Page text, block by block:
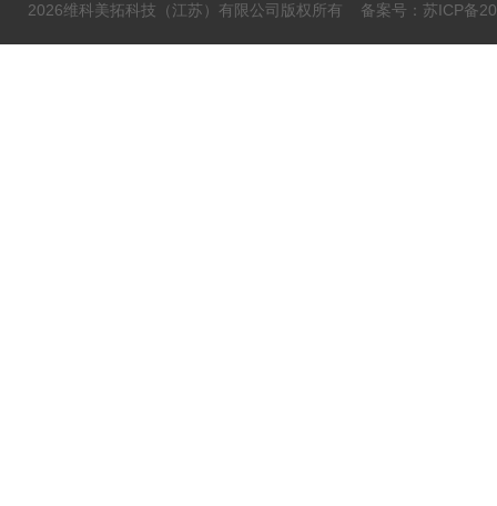
2026维科美拓科技（江苏）有限公司版权所有 备案号：苏ICP备